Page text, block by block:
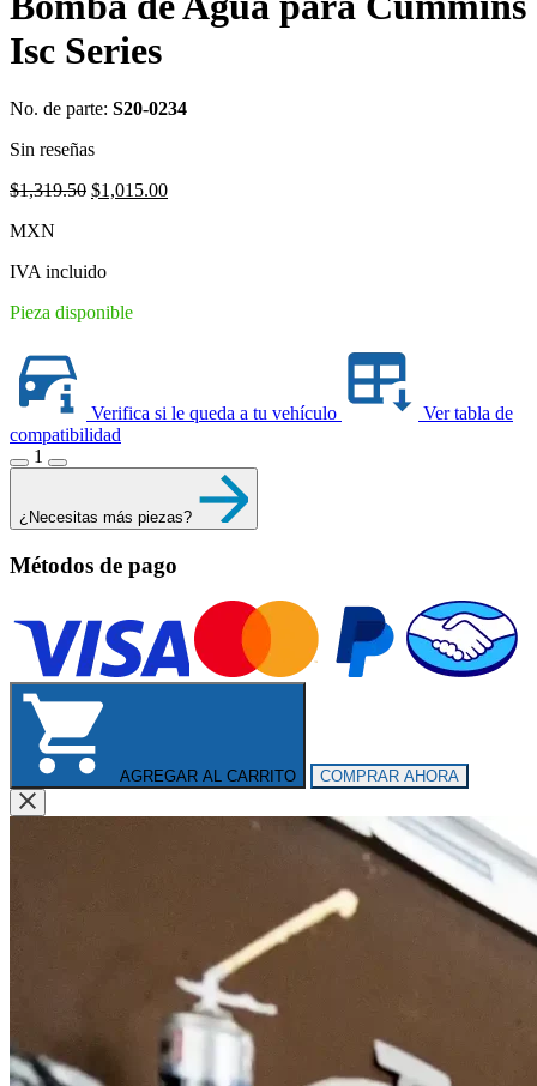
Isc Series
No. de parte: S20-0234
Sin reseñas
$1,319.50 Original
$1,015.00Current
MXN
IVA incluido
Pieza disponible
Verifica si le queda a tu vehículo
Ver tabla de
compatibilidad
1
¿Necesitas más piezas?
Métodos de pago
AGREGAR AL CARRITO COMPRAR AHORA